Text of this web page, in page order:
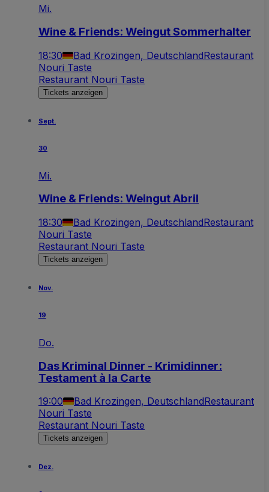
Mi.
Wine & Friends: Weingut Sommerhalter
18:30 Bad Krozingen, DeutschlandRestaurant
Nouri Taste
Restaurant Nouri Taste
Tickets anzeigen
Sept.
30
Mi.
Wine & Friends: Weingut Abril
18:30 Bad Krozingen, DeutschlandRestaurant
Nouri Taste
Restaurant Nouri Taste
Tickets anzeigen
Nov.
19
Do.
Das Kriminal Dinner - Krimidinner:
Testament à la Carte
19:00 Bad Krozingen, DeutschlandRestaurant
Nouri Taste
Restaurant Nouri Taste
Tickets anzeigen
Dez.